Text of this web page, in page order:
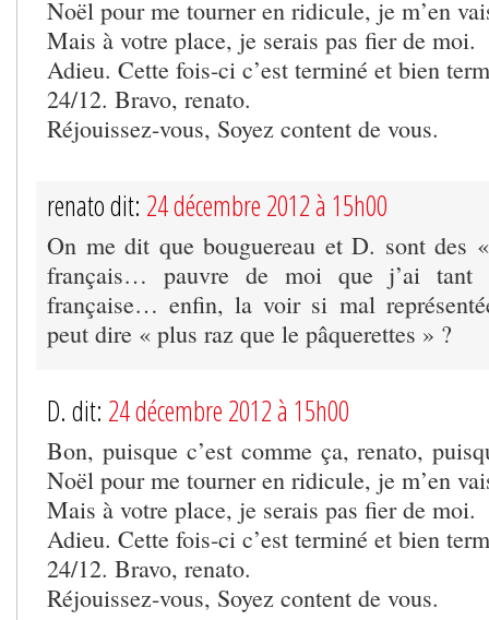
Noël pour me tourner en ridicule, je m’en
Mais à votre place, je serais pas fier de moi.
Adieu. Cette fois-ci c’est terminé et bien
24/12. Bravo, renato.
Réjouissez-vous, Soyez content de vous.
renato dit: 24 décembre 2012 à 15h00
On me dit que bouguereau et D. sont des
français… pauvre de moi que j’ai tant
française… enfin, la voir si mal
peut dire « plus raz que le pâquerettes » ?
D. dit: 24 décembre 2012 à 15h00
Bon, puisque c’est comme ça, renato,
Noël pour me tourner en ridicule, je m’en
Mais à votre place, je serais pas fier de moi.
Adieu. Cette fois-ci c’est terminé et bien
24/12. Bravo, renato.
Réjouissez-vous, Soyez content de vous.